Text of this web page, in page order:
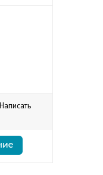
Написать